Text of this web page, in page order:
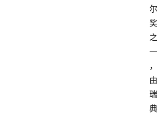
尔
奖
之
一
，
由
瑞
典